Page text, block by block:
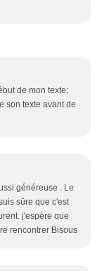
de mon texte:
son texte avant de
généreuse . Le
sûre que c'est
j'espère que
rencontrer Bisous